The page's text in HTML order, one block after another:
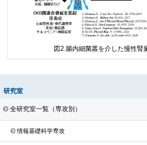
腸内細菌叢を介した慢性腎
研究室
全研究室一覧（専攻別）
情報基礎科学専攻